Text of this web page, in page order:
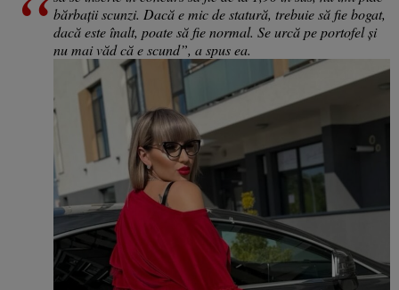
bărbații scunzi. Dacă e mic de statură, trebuie să fie bogat,
dacă este înalt, poate să fie normal. Se urcă pe portofel și
nu mai văd că e scund”, a spus ea.